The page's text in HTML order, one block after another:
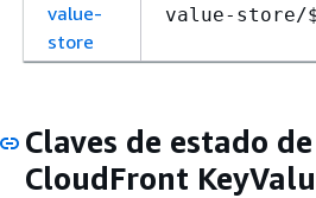
value-
store
value-store/
Claves de estado
CloudFront